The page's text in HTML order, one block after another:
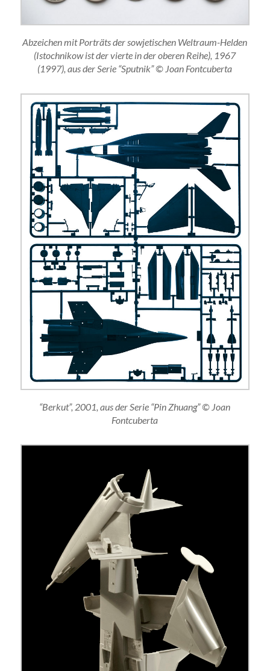
Abzeichen mit Porträts der sowjetischen Weltraum-Helden
(Istochnikow ist der vierte in der oberen Reihe), 1967
(1997), aus der Serie “Sputnik” © Joan Fontcuberta
“Berkut”, 2001, aus der Serie “Pin Zhuang” © Joan
Fontcuberta